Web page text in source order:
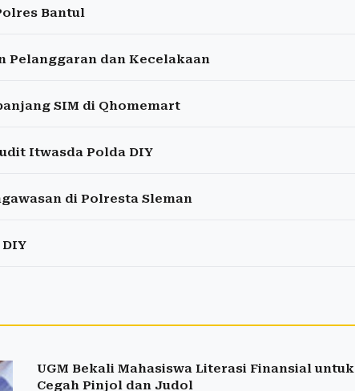
Bantul
Pelanggaran dan Kecelakaan
SIM di Qhomemart
Itwasda Polda DIY
di Polresta Sleman
UGM Bekali Mahasiswa Literasi Finansial untuk
Cegah Pinjol dan Judol